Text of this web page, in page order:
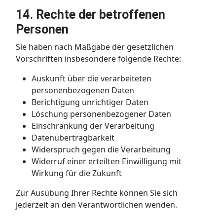
14. Rechte der betroffenen
Personen
Sie haben nach Maßgabe der gesetzlichen
Vorschriften insbesondere folgende Rechte:
Auskunft über die verarbeiteten
personenbezogenen Daten
Berichtigung unrichtiger Daten
Löschung personenbezogener Daten
Einschränkung der Verarbeitung
Datenübertragbarkeit
Widerspruch gegen die Verarbeitung
Widerruf einer erteilten Einwilligung mit
Wirkung für die Zukunft
Zur Ausübung Ihrer Rechte können Sie sich
jederzeit an den Verantwortlichen wenden.